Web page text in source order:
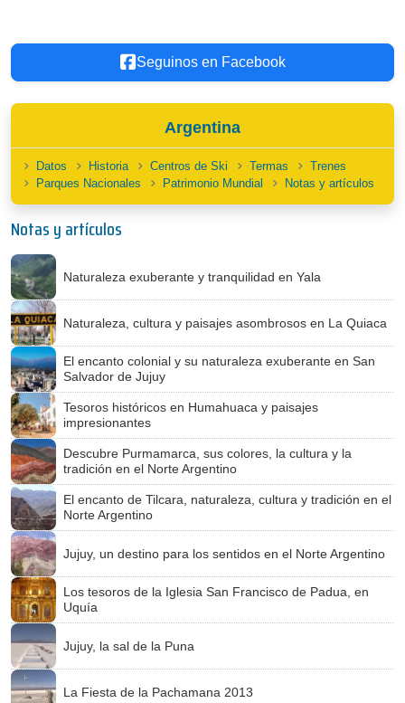
Seguinos en Facebook
Argentina
Datos Historia Centros de Ski Termas
Trenes
Parques Nacionales
Patrimonio Mundial Notas y artículos
Notas y artículos
Naturaleza exuberante y tranquilidad en Yala
Naturaleza, cultura y paisajes asombrosos en La Quiaca
El encanto colonial y su naturaleza exuberante en San
Salvador de Jujuy
Tesoros históricos en Humahuaca y paisajes
impresionantes
Descubre Purmamarca, sus colores, la cultura y la
tradición en el Norte Argentino
El encanto de Tilcara, naturaleza, cultura y tradición en el
Norte Argentino
Jujuy, un destino para los sentidos en el Norte Argentino
Los tesoros de la Iglesia San Francisco de Padua, en
Uquía
Jujuy, la sal de la Puna
La Fiesta de la Pachamana 2013